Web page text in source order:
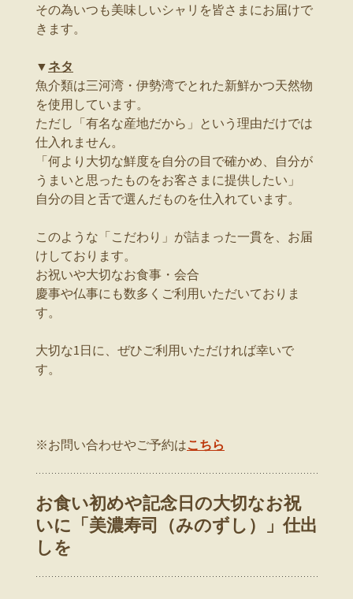
その為いつも美味しいシャリを皆さまにお届けで
きます。
▼ネタ
魚介類は三河湾・伊勢湾でとれた新鮮かつ天然物
を使用しています。
ただし「有名な産地だから」という理由だけでは
仕入れません。
「何より大切な鮮度を自分の目で確かめ、自分が
うまいと思ったものをお客さまに提供したい」
自分の目と舌で選んだものを仕入れています。
このような「こだわり」が詰まった一貫を、お届
けしております。
お祝いや大切なお食事・会合
慶事や仏事にも数多くご利用いただいておりま
す。
大切な1日に、ぜひご利用いただければ幸いで
す。
※お問い合わせやご予約はこちら
お食い初めや記念日の大切なお祝
いに「美濃寿司（みのずし）」仕出
しを